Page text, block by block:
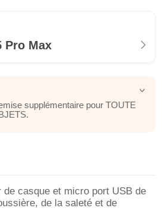
Pro Max
supplémentaire pour TOUTE
de casque et micro port USB de
de la saleté et de